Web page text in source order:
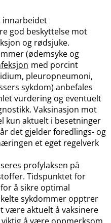
innarbeidet
god beskyttelse mot
og rødsjuke.
(ødemsyke og
med porcint
pleuropneumoni,
sykdom) anbefales
vurdering og eventuelt
Vaksinasjon mot
kun aktuelt i besetninger
det gjelder foredlings- og
et eget regelverk
profylaksen på
Tidspunktet for
å sikre optimal
sykdommer opptrer
være aktuelt å vaksinere